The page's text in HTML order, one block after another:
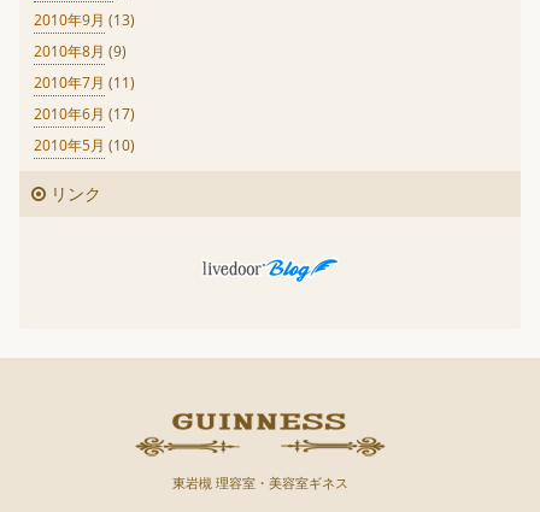
2010年9月 (13)
2010年8月 (9)
2010年7月 (11)
2010年6月 (17)
2010年5月 (10)
リンク
東岩槻 理容室・美容室ギネス